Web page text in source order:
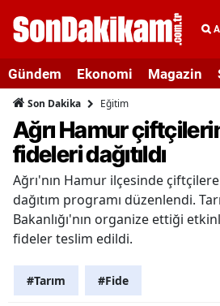
Gündem Ekonomi Magazin
Son Dakika Eğitim
Ağrı Hamur
fideleri dağıtıldı
Ağrı'nın Hamur ilçesinde
dağıtım programı düzenlendi.
Bakanlığı'nın organize ettiği
fideler teslim edildi.
#Tarım #Fide